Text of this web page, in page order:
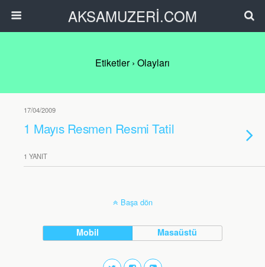
AKSAMUZERİ.COM
Etiketler › Olayları
17/04/2009
1 Mayıs Resmen Resmi Tatil
1 YANIT
Başa dön
Mobil Masaüstü